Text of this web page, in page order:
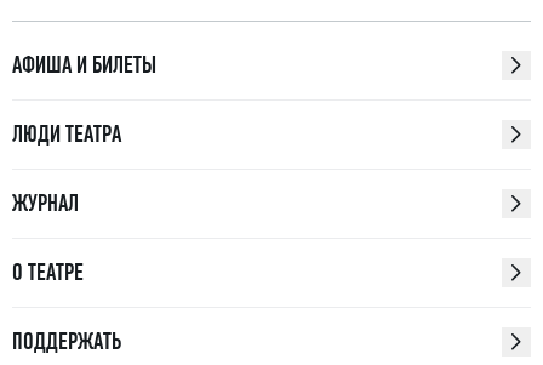
АФИША И БИЛЕТЫ
ЛЮДИ ТЕАТРА
ЖУРНАЛ
О ТЕАТРЕ
ПОДДЕРЖАТЬ